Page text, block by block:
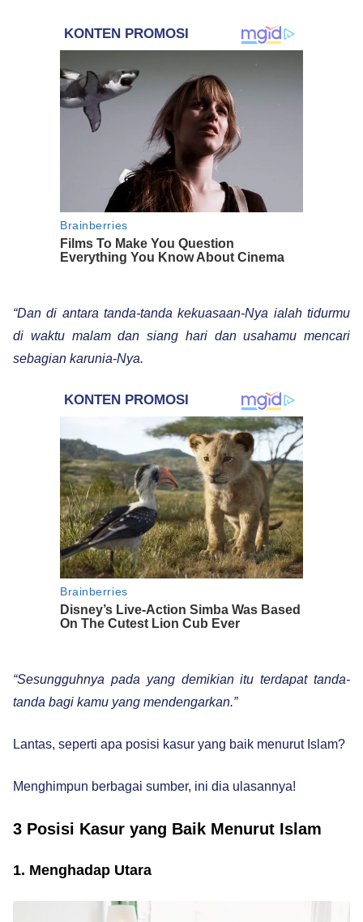
“Dan di antara tanda-tanda kekuasaan-Nya ialah tidurmu
di waktu malam dan siang hari dan usahamu mencari
sebagian karunia-Nya.
“Sesungguhnya pada yang demikian itu terdapat tanda-
tanda bagi kamu yang mendengarkan.”
Lantas, seperti apa posisi kasur yang baik menurut Islam?
Menghimpun berbagai sumber, ini dia ulasannya!
3 Posisi Kasur yang Baik Menurut Islam
1. Menghadap Utara